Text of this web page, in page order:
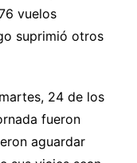
vuelos
suprimió otros
24 de los
fueron
aguardar